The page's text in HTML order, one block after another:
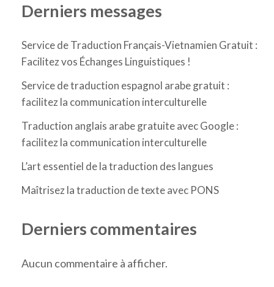
Derniers messages
Service de Traduction Français-Vietnamien Gratuit :
Facilitez vos Échanges Linguistiques !
Service de traduction espagnol arabe gratuit :
facilitez la communication interculturelle
Traduction anglais arabe gratuite avec Google :
facilitez la communication interculturelle
L’art essentiel de la traduction des langues
Maîtrisez la traduction de texte avec PONS
Derniers commentaires
Aucun commentaire à afficher.